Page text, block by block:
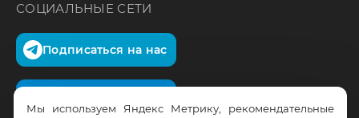
СОЦИАЛЬНЫЕ СЕТИ
Подписаться на нас
Мы используем Яндекс Метрику, рекомендательные